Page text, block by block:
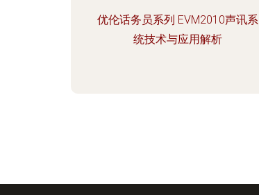
优伦话务员系列 EVM2010声讯系
统技术与应用解析